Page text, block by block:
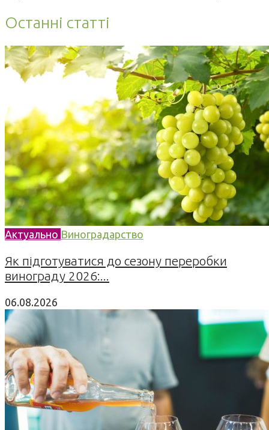
Останні статті
Актуально Виноградарство
Як підготуватися до сезону переробки
винограду 2026:...
06.08.2026